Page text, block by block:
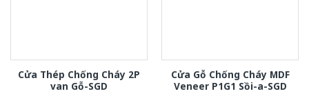
Cửa Thép Chống Cháy 2P
van Gỗ-SGD
Cửa Gỗ Chống Cháy MDF
Veneer P1G1 Sồi-a-SGD